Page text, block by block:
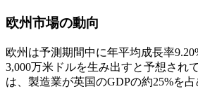
欧州市場の動向
欧州は予測期間中に年平均成長率
3,000万米ドルを生み出すと予想され
は、製造業が英国のGDPの約25%を